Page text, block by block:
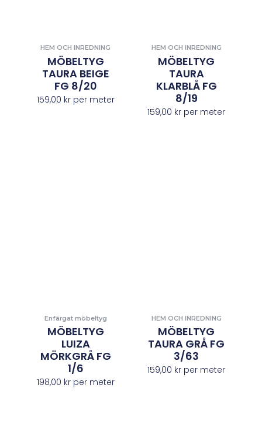
HEM OCH INREDNING
MÖBELTYG
TAURA BEIGE
FG 8/20
159,00 krper meter
HEM OCH INREDNING
MÖBELTYG
TAURA
KLARBLÅ FG
8/19
159,00 kr per meter
Enfärgat möbeltyg
MÖBELTYG
LUIZA
MÖRKGRÅ FG
1/6
198,00 krper meter
HEM OCH INREDNING
MÖBELTYG
TAURA GRÅ FG
3/63
159,00 kr per meter